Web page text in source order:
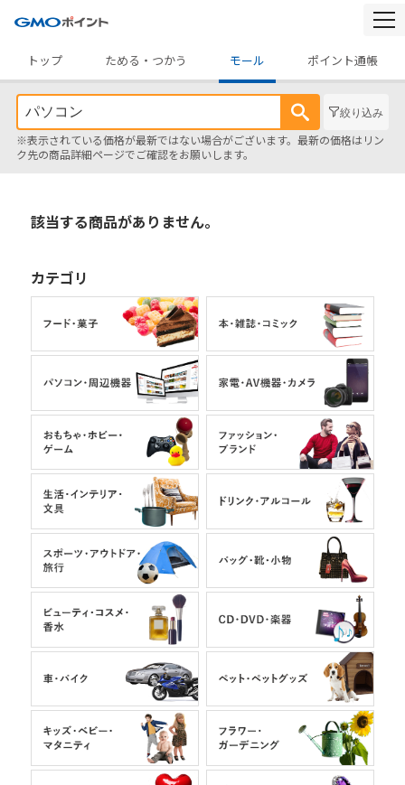
トップ
ためる・つかう モール ポイント通帳
絞り込み
※表示されている価格が最新ではない場合がございます。最新の価格はリン
ク先の商品詳細ページでご確認をお願いします。
該当する商品がありません。
カテゴリ